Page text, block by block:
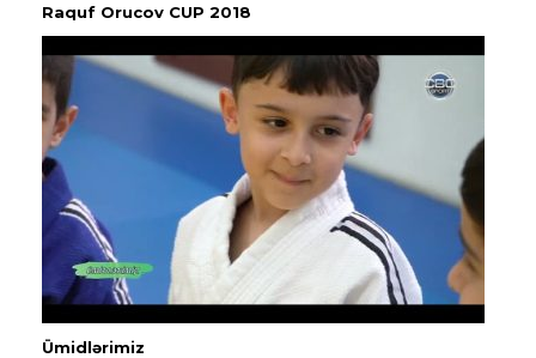
Raquf Orucov CUP 2018
Ümidlərimiz